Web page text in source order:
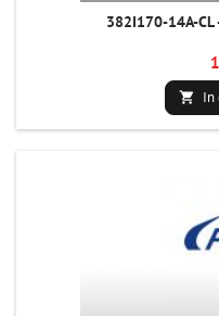
382I170-14A-CL
 In